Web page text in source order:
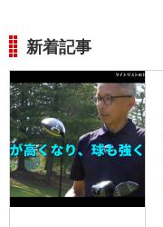
新着記事